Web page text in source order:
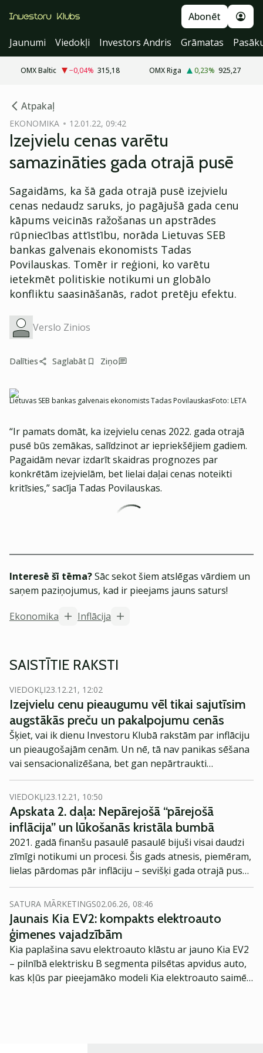
Abonēt
Jaunumi
Viedokļi Investors Andris Grāmatas
OMX Baltic −0,04% 315,18 OMX Riga 0,23% 925,27
Atpakaļ
EKONOMIKA 12.01.22, 09:42
Izejvielu cenas varētu
samazināties gada otrajā pusē
Sagaidāms, ka šā gada otrajā pusē izejvielu
cenas nedaudz saruks, jo pagājušā gada cenu
kāpums veicinās ražošanas un apstrādes
rūpniecības attīstību, norāda Lietuvas SEB
bankas galvenais ekonomists Tadas
Povilauskas. Tomēr ir reģioni, ko varētu
ietekmēt politiskie notikumi un globālo
konfliktu saasināšanās, radot pretēju efektu.
Verslo Zinios
Dalīties Saglabāt Ziņo
Lietuvas SEB bankas galvenais ekonomists Tadas PovilauskasFoto: LETA
“Ir pamats domāt, ka izejvielu cenas 2022. gada otrajā
pusē būs zemākas, salīdzinot ar iepriekšējiem gadiem.
Pagaidām nevar izdarīt skaidras prognozes par
konkrētām izejvielām, bet lielai daļai cenas noteikti
kritīsies,” sacīja Tadas Povilauskas.
Interesē šī tēma?Sāc sekot šiem atslēgas vārdiem un
saņem paziņojumus, kad ir pieejams jauns saturs!
Ekonomika
Inflācija
SAISTĪTIE RAKSTI
VIEDOKĻI23.12.21, 12:02
Izejvielu cenu pieaugumu vēl tikai sajutīsim
augstākās preču un pakalpojumu cenās
Šķiet, vai ik dienu Investoru Klubā rakstām par inflāciju
un pieaugošajām cenām. Un nē, tā nav panikas sēšana
vai sensacionalizēšana, bet gan nepārtraukti
pieaugoša un vēlreiz apstiprinoša sajūta un
prognozes, ka augsta inflācija ir uz palikšanu.
VIEDOKĻI23.12.21, 10:50
Apskata 2. daļa: Nepārejošā “pārejošā
inflācija” un lūkošanās kristāla bumbā
2021. gadā finanšu pasaulē pasaulē bijuši visai daudzi
zīmīgi notikumi un procesi. Šis gads atnesis, piemēram,
lielas pārdomas pār inflāciju – sevišķi gada otrajā puse,
kad agrākie spriedumi par strauju patēriņa cenu
pieaugumu ātri vien kļuva par realitāti.
SATURA MĀRKETINGS02.06.26, 08:46
Jaunais Kia EV2: kompakts elektroauto
ģimenes vajadzībām
Kia paplašina savu elektroauto klāstu ar jauno Kia EV2
– pilnībā elektrisku B segmenta pilsētas apvidus auto,
kas kļūs par pieejamāko modeli Kia elektroauto saimē